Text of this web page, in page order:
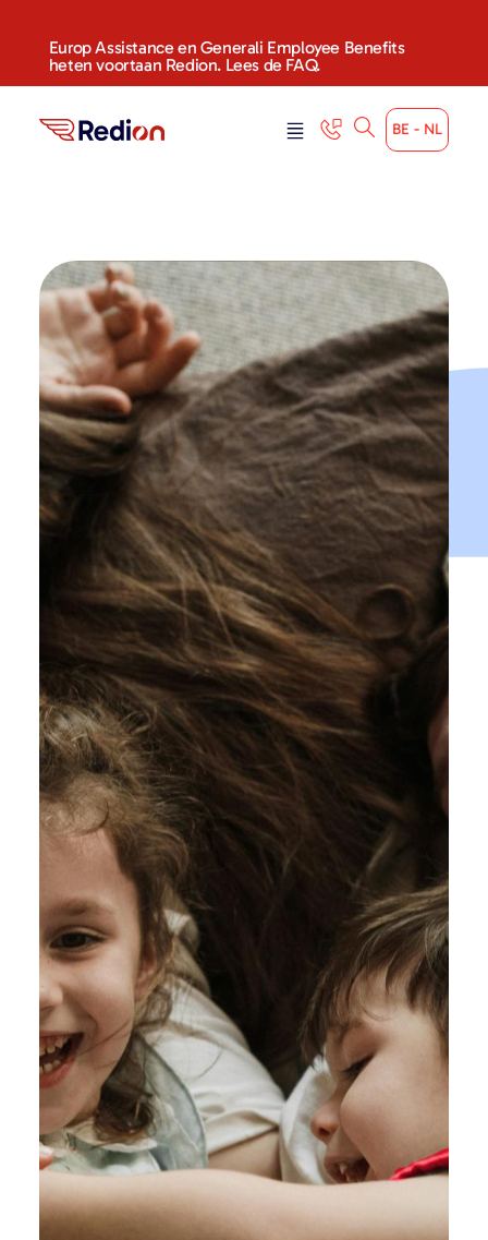
Europ Assistance en Generali Employee Benefits
heten voortaan Redion. Lees de FAQ.
BE - NL